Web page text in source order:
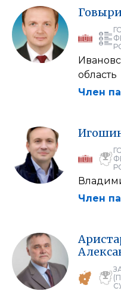
область
Член
Член